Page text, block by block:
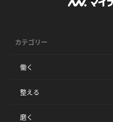
カテゴリー
働く
整える
磨く